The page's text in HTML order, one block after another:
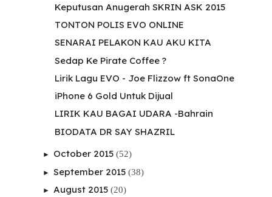
Keputusan Anugerah SKRIN ASK 2015
TONTON POLIS EVO ONLINE
SENARAI PELAKON KAU AKU KITA
Sedap Ke Pirate Coffee ?
Lirik Lagu EVO - Joe Flizzow ft SonaOne
iPhone 6 Gold Untuk Dijual
LIRIK KAU BAGAI UDARA -Bahrain
BIODATA DR SAY SHAZRIL
► October 2015 (52)
► September 2015 (38)
► August 2015 (20)